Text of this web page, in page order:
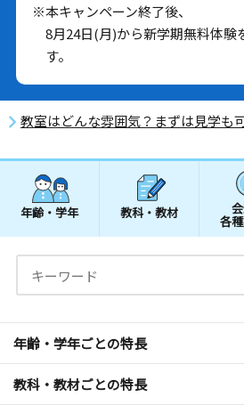
※本キャンペーン終了後、
8月24日(月)から新学期無料体験
す。
教室はどんな雰囲気？まずは見学も
年齢・学年 教科・教材
各
年齢・学年ごとの特長
教科・教材ごとの特長